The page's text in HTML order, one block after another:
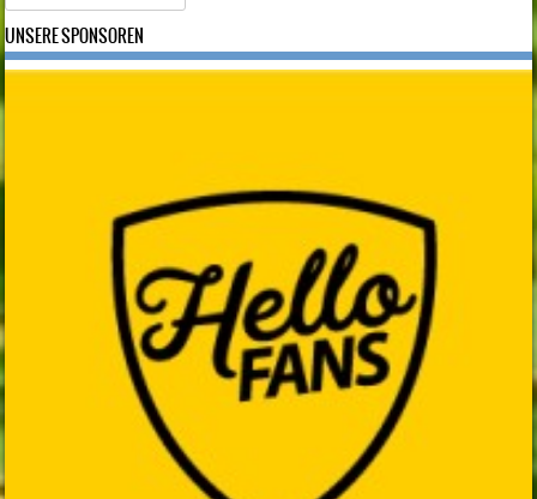
UNSERE SPONSOREN